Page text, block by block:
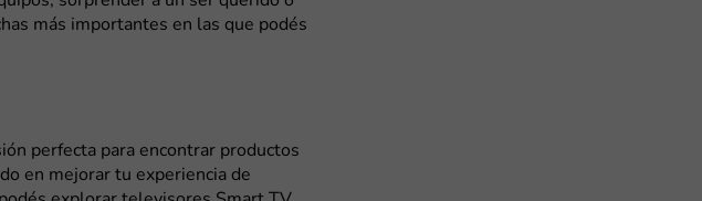
más importantes en las que podés
perfecta para encontrar productos
en mejorar tu experiencia de